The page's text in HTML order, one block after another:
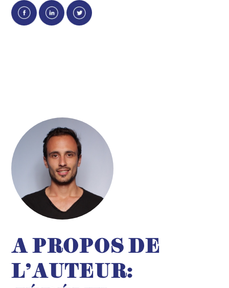
A PROPOS DE
L'AUTEUR: